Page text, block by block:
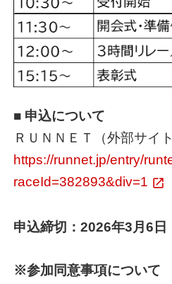
■ 申込について
ＲＵＮＮＥＴ（外部サイ
https://runnet.jp/entry/
raceId=382893&div=1
申込締切：2026年3月6日
※参加同意事項について